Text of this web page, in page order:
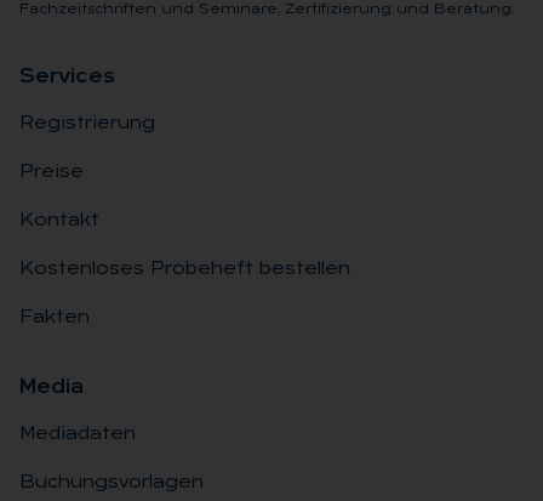
Fachzeitschriften und Seminare, Zertifizierung und Beratung.
Ser­vices
Registrierung
Preise
Kontakt
Kostenloses Probeheft bestellen
Fakten
Me­dia
Mediadaten
Buchungsvorlagen